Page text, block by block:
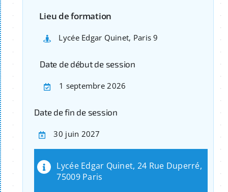
Lieu de formation
Lycée Edgar Quinet, Paris 9
Date de début de session
1 septembre 2026
Date de fin de session
30 juin 2027
Lycée Edgar Quinet, 24 Rue Duperré,
75009 Paris